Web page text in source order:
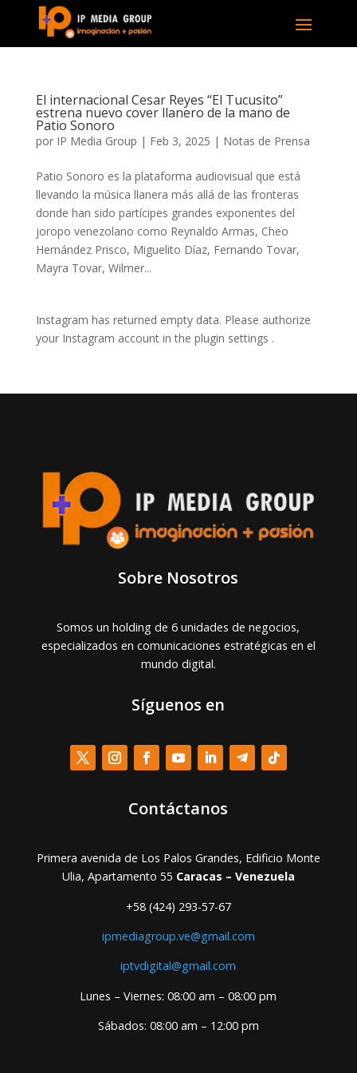
El internacional Cesar Reyes “El Tucusito”
estrena nuevo cover llanero de la mano de
Patio Sonoro
por IP Media Group | Feb 3, 2025 | Notas de Prensa
Patio Sonoro es la plataforma audiovisual que está
llevando la música llanera más allá de las fronteras
donde han sido partícipes grandes exponentes del
joropo venezolano como Reynaldo Armas, Cheo
Hernández Prisco, Miguelito Díaz, Fernando Tovar,
Mayra Tovar, Wilmer...
Instagram has returned empty data. Please authorize
your Instagram account in the plugin settings .
Sobre Nosotros
Somos un holding de 6 unidades de negocios,
especializados en comunicaciones estratégicas en el
mundo digital.
Síguenos en
Contáctanos
Primera avenida de Los Palos Grandes, Edificio Monte
Ulia, Apartamento 55 Caracas – Venezuela
+58 (424) 293-57-67
ipmediagroup.ve@gmail.com
iptvdigital@gmail.com
Lunes – Viernes: 08:00 am – 08:00 pm
Sábados: 08:00 am – 12:00 pm